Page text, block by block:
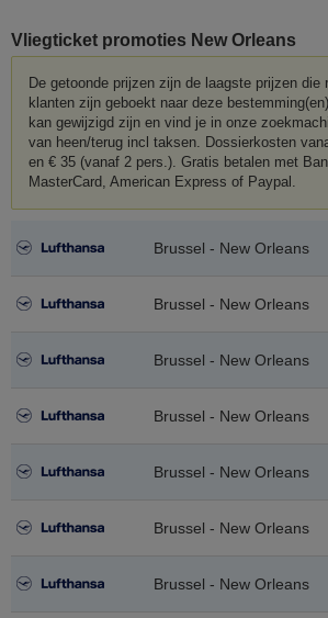
Vliegticket promoties New Orleans
De getoonde prijzen zijn de laagste prijzen die
klanten zijn geboekt naar deze
kan gewijzigd zijn en vind je in onze
van heen/terug incl taksen. Dossierkosten
en € 35 (vanaf 2 pers.). Gratis betalen met
MasterCard, American Express of Paypal.
Brussel - New Orleans
Brussel - New Orleans
Brussel - New Orleans
Brussel - New Orleans
Brussel - New Orleans
Brussel - New Orleans
Brussel - New Orleans